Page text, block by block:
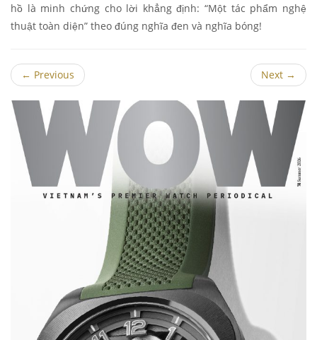
hồ là minh chứng cho lời khẳng định: “Một tác phẩm nghệ
thuật toàn diện” theo đúng nghĩa đen và nghĩa bóng!
← Previous Next →